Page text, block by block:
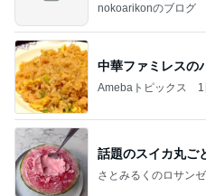
nokoarikonのブログ
中華ファミレスの
Amebaトピックス
話題のスイカ丸ご
さとみるくのロサン